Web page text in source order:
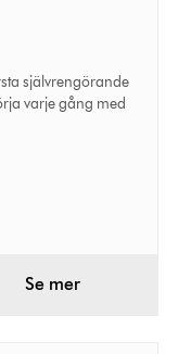
självrengörande
varje gång med
Se mer